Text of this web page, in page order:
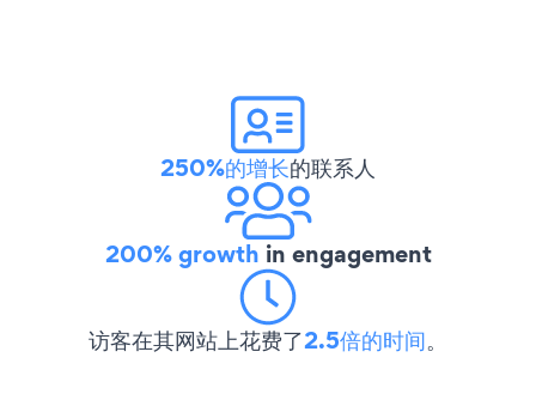
250%的增长的联系人
200% growth in engagement
访客在其网站上花费了2.5倍的时间。